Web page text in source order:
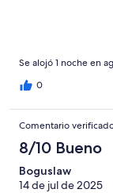
Se alojó 1 noche en
0
Comentario
8/10 Bueno
Boguslaw
14 de jul de 2025